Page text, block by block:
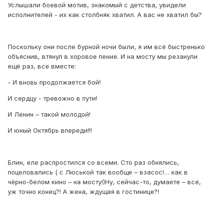
Услышали боевой мотив, знакомый с детства, увидели
исполнителей - их как столбняк хватил. А вас не хватил бы?
Поскольку они после бурной ночи были, я им всё быстренько
объяснив, втянул в хоровое пение. И на мосту мы резанули
ещё раз, все вместе:
- И вновь продолжается бой!
И сердцу - тревожно в пути!
И Ленин – такой молодой!
И юный Октябрь впереди!!!
Блин, еле распростился со всеми. Сто раз обнялись,
поцеловались ( с Люськой так вообще – взасос!… как в
чёрно-белом кино – на мосту!)Ну, сейчас-то, думаете – всё,
уж точно конец?! А жена, ждущая в гостинице?!